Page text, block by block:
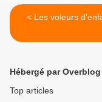
< Les voleurs
Hébergé par Overblog
Top articles